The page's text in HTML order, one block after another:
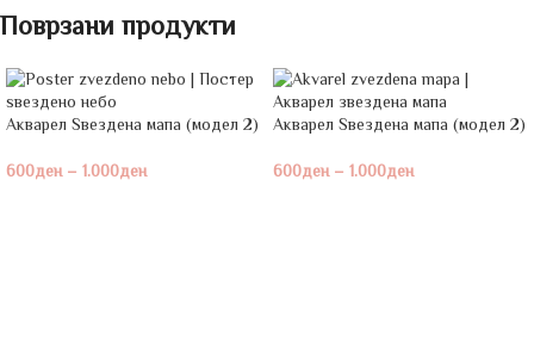
Поврзани продукти
Акварел Ѕвездена мапа (модел 2)
600ден – 1.000ден
Акварел Ѕвездена мапа (модел 2)
600ден – 1.000ден